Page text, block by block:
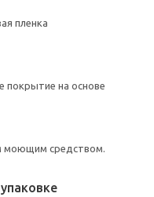
пленка
покрытие на основе
моющим средством.